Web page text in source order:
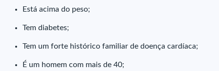
Está acima do peso;
Tem diabetes;
Tem um forte histórico familiar de doença cardíaca;
É um homem com mais de 40;